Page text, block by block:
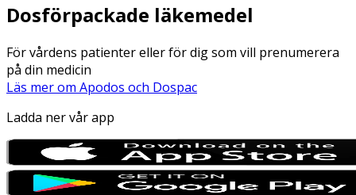
Dosförpackade läkemedel
För vårdens patienter eller för dig som vill prenumerera
på din medicin
Läs mer om Apodos och Dospac
Ladda ner vår app